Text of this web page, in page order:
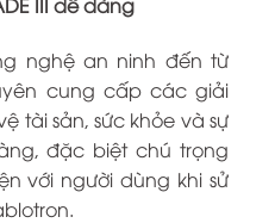
nghệ an ninh đến từ
cung cấp các giải
tài sản, sức khỏe và sự
đặc biệt chú trọng
với người dùng khi sử